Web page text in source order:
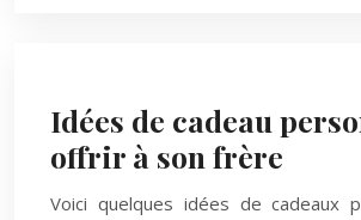
Idées de cadeau
offrir à son frère
Voici quelques idées de cadeaux